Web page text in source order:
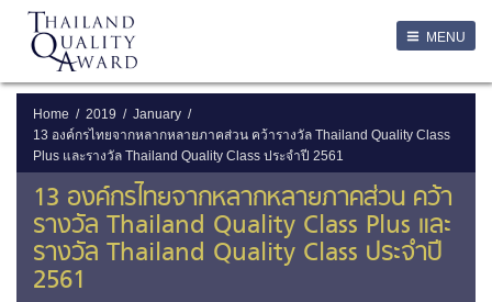
MENU
Home 2019
January
13 องค์กรไทยจากหลากหลายภาคส่วน คว้ารางวัล Thailand Quality Class
Plus และรางวัล Thailand Quality Class ประจำปี 2561
13 องค์กรไทยจากหลากหลายภาคส่วน คว้า
รางวัล Thailand Quality Class Plus และ
รางวัล Thailand Quality Class ประจำปี
2561
Username
Password
Remember Me